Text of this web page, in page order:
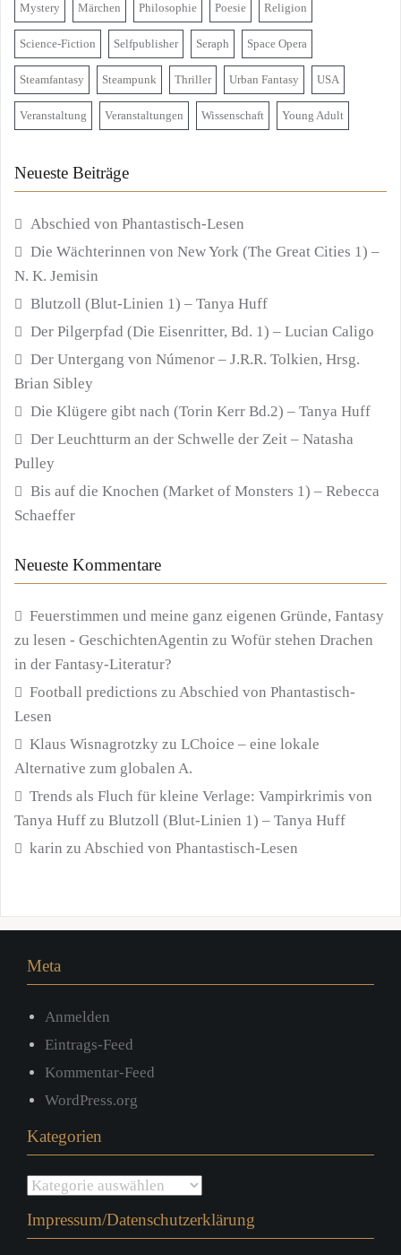
Mystery Märchen Philosophie Poesie Religion
Science-Fiction Selfpublisher Seraph Space Opera
Steamfantasy Steampunk Thriller Urban Fantasy USA
Veranstaltung Veranstaltungen Wissenschaft Young Adult
Neueste Beiträge
Abschied von Phantastisch-Lesen
Die Wächterinnen von New York (The Great Cities 1) –
N. K. Jemisin
Blutzoll (Blut-Linien 1) – Tanya Huff
Der Pilgerpfad (Die Eisenritter, Bd. 1) – Lucian Caligo
Der Untergang von Númenor – J.R.R. Tolkien, Hrsg.
Brian Sibley
Die Klügere gibt nach (Torin Kerr Bd.2) – Tanya Huff
Der Leuchtturm an der Schwelle der Zeit – Natasha
Pulley
Bis auf die Knochen (Market of Monsters 1) – Rebecca
Schaeffer
Neueste Kommentare
Feuerstimmen und meine ganz eigenen Gründe, Fantasy
zu lesen - GeschichtenAgentin zu Wofür stehen Drachen
in der Fantasy-Literatur?
Football predictions zu Abschied von Phantastisch-
Lesen
Klaus Wisnagrotzky zu LChoice – eine lokale
Alternative zum globalen A.
Trends als Fluch für kleine Verlage: Vampirkrimis von
Tanya Huff zu Blutzoll (Blut-Linien 1) – Tanya Huff
karin zu Abschied von Phantastisch-Lesen
Meta
Anmelden
Eintrags-Feed
Kommentar-Feed
WordPress.org
Kategorien
Kategorien
Impressum/Datenschutzerklärung